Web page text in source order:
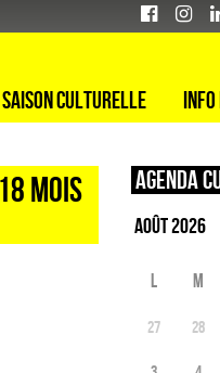
Saison culturelle Info
MOIS
Agenda
L M
27 28